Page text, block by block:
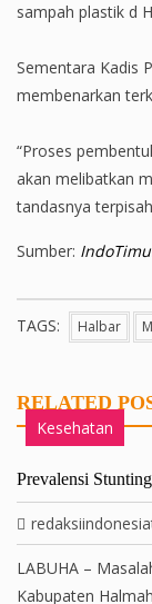
sampah plastik d
Sementara Kadis
membenarkan
“Proses
akan melibatkan
tandasnya
Sumber:
TAGS: Halbar
RELATED
Kesehatan
Prevalensi
LABUHA –
Kabupaten